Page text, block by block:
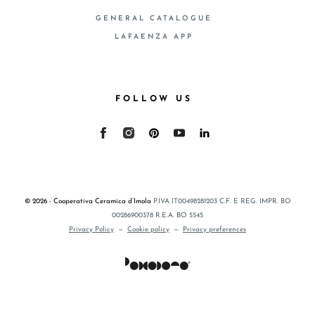
GENERAL CATALOGUE
LAFAENZA APP
FOLLOW US
© 2026 - Cooperativa Ceramica d’Imola P.IVA IT00498281203 C.F. E REG. IMPR. BO
00286900378 R.E.A. BO 5545
Privacy Policy — Cookie policy — Privacy preferences